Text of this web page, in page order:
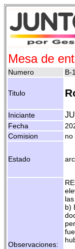
Mesa de
Numero B-
Titulo
Iniciante
Fecha
Comision
no
Estado
Observaciones:
b)